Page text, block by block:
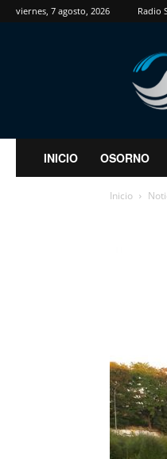
viernes, 7 agosto, 2026 Radio
INICIO OSORNO
Inicio